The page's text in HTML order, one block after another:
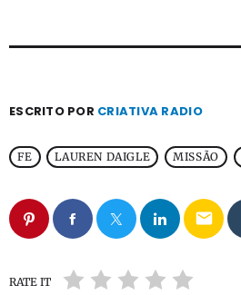
ESCRITO POR CRIATIVA RADIO
FE LAUREN DAIGLE MISSÃO
email
RATE IT